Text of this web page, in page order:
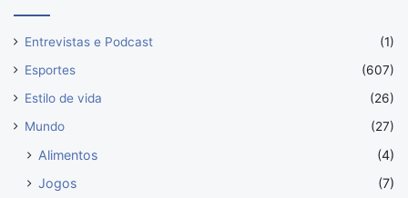
Entrevistas e Podcast
(1)
Esportes
(607)
Estilo de vida
(26)
Mundo
(27)
Alimentos
(4)
Jogos
(7)